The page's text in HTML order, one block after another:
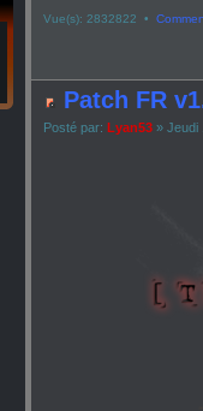
Vue(s): 2832822 •
Patch FR
Posté par: Lyan53 » Jeudi